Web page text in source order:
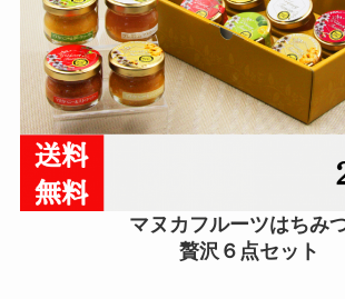
マヌカフルーツはちみ
贅沢６点セット